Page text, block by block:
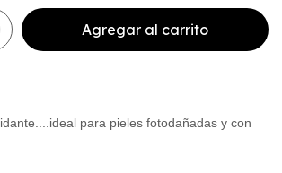
para pieles fotodañadas y con